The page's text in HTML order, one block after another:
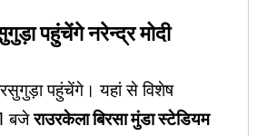
पहुंचेंगे नरेन्द्र मोदी
पहुंचेंगे। यहां से विशेष
बजेराउरकेला बिरसा मुंडा स्टेडियम